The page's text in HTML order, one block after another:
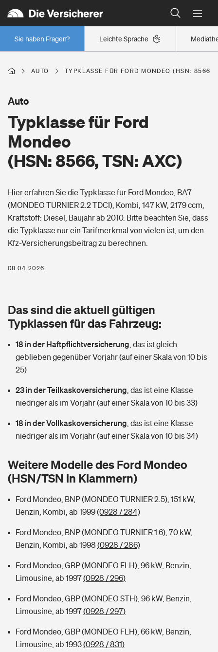
Leichte Sprache
Sie haben Fragen?
Wer versichert was: Jetzt Versicherer finden
Regionalklassen: So ist Ihre Region eingestuft
Wer versichert was: Jetzt Versicherer finden
Berufsunfähigkeitsversicherung
Arbeitsrechtsschutz
Berufshaftpflichtversicherung
Rentenrechner: Wie viel Geld bekomme ich im Alter?
Wer versichert was: Jetzt Versicherer finden
Sie haben Fragen?
Wohnen
Wohngebäudeversicherung
Hausratversicherung
Elementarversicherung
Photovoltaik
Wärmepumpen versichern
Vermieterrrechtsschutz
Mietkautionsversicherung
Restkreditversicherung
Zur Übersicht
Tools
Hochwasser-Check: Wie gefährdet ist Ihr Haus?
Wer versichert was: Jetzt Versicherer finden
Sie haben Fragen?
Pri­vate Haft­pflicht­
Rechts­schutz­ver­si­che­rung
Kinderunfall­ver­si­che­rung
Reiseversicherung
Handyversicherung
Private Cyberversicherung
Musikinstrumentenversicherung
Zur Übersicht
Tools
Kinderunfall-Check: Mehr Sicherheit für deine Kids
Typklassen: So ist Ihr Auto eingestuft
Sie haben Fragen?
Gesundheit
Private Krankenversicherung
Tierkrankenversicherung
Zur Übersicht
Sie haben Fragen?
Rentenrechner: Wie viel Geld bekomme ich im Alter?
AUTO TYPKLASSE FÜR FORD MONDEO (HSN: 8566,
Typklasse für Ford
Mondeo
(HSN: 8566, TSN: AXC)
Auto
Hier erfahren Sie die Typklasse für Ford Mondeo, BA7
(MONDEO TURNIER 2.2 TDCI), Kombi, 147 kW, 2179 ccm,
Kraftstoff: Diesel, Baujahr ab 2010. Bitte beachten Sie, dass
die Typklasse nur ein Tarifmerkmal von vielen ist, um den
Kfz-Versicherungsbeitrag zu berechnen.
08.04.2026
Das sind die aktuell gültigen
Typklassen für das Fahrzeug:
18 in der Haftpflichtversicherung das ist gleich
geblieben gegenüber Vorjahr (auf einer Skala von 10 bis
25)
23 in der Teilkaskoversicherung das ist eine Klasse
niedriger als im Vorjahr (auf einer Skala von 10 bis 33)
18 in der Vollkaskoversicherung das ist eine Klasse
niedriger als im Vorjahr (auf einer Skala von 10 bis 34)
Weitere Modelle des Ford Mondeo
(HSN/TSN in Klammern)
Ford Mondeo, BNP (MONDEO TURNIER 2.5), 151 kW,
Benzin, Kombi, ab 1999(0928 / 284)
Ford Mondeo, BNP (MONDEO TURNIER 1.6), 70 kW,
Benzin, Kombi, ab 1998 (0928 / 286)
Ford Mondeo, GBP (MONDEO FLH), 96 kW, Benzin,
Limousine, ab 1997(0928 / 296)
Ford Mondeo, GBP (MONDEO STH), 96 kW, Benzin,
Limousine, ab 1997(0928 / 297)
Ford Mondeo, GBP (MONDEO FLH), 66 kW, Benzin,
Limousine, ab 1993(0928 / 831)